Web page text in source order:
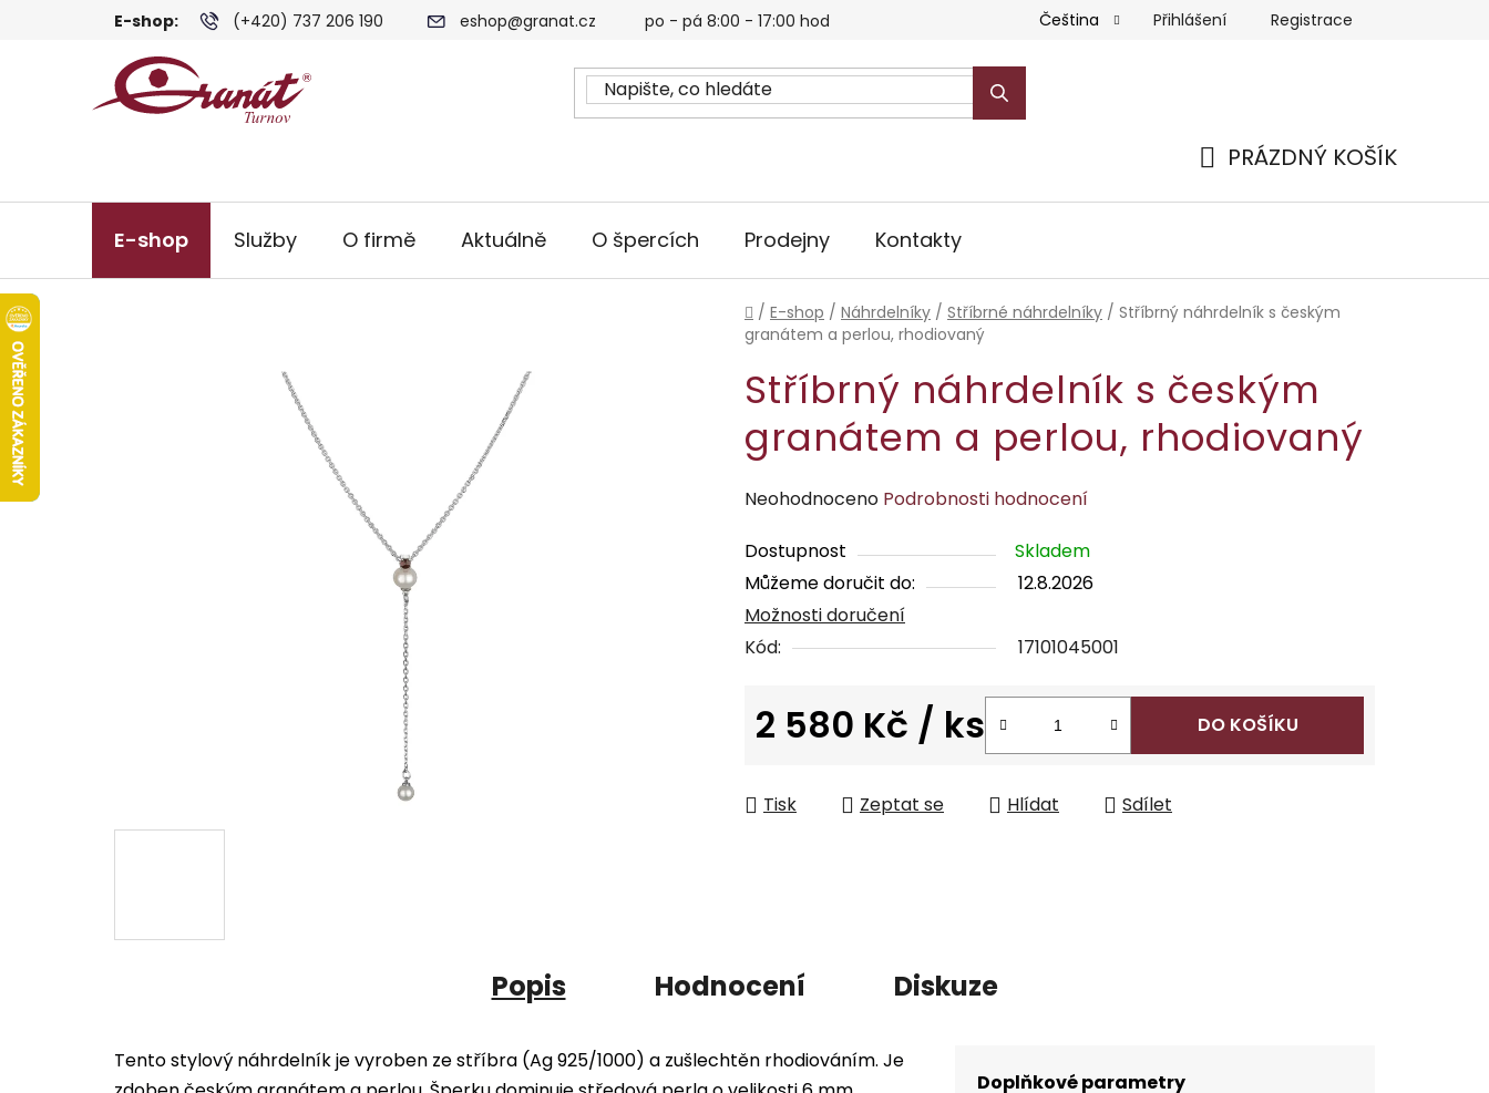
E-shop: (+420) 737 206 190 eshop@granat.cz po - pá 8:00 - 17:00 hod Čeština Přihlášení Registrace
PRÁZDNÝ KOŠÍK
E-shop Služby O firmě Aktuálně O špercích Prodejny Kontakty
Domů
/ E-shop / Náhrdelníky / Stříbrné náhrdelníky / Stříbrný náhrdelník s českým
granátem a perlou, rhodiovaný
Stříbrný náhrdelník s českým
granátem a perlou, rhodiovaný
Průměrné
produktu
je
0,0
z
hvězdiček.
Neohodnoceno Podrobnosti hodnocení
Dostupnost
Skladem
Můžeme doručit do:
12.8.2026
Možnosti doručení
Kód:
17101045001
2 580 Kč / ks DO KOŠÍKU
Tisk Zeptat se Hlídat Sdílet
Popis Hodnocení Diskuze
Tento stylový náhrdelník je vyroben ze stříbra (Ag 925/1000) a zušlechtěn rhodiováním. Je
Doplňkové parametry